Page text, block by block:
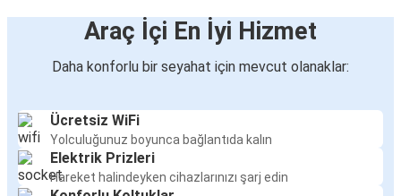
Araç İçi En İyi Hizmet
Daha konforlu bir seyahat için mevcut olanaklar:
Ücretsiz WiFi
Yolculuğunuz boyunca bağlantıda kalın
Elektrik Prizleri
Hareket halindeyken cihazlarınızı şarj edin